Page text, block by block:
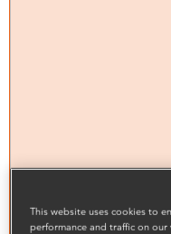
This website uses cookies to
performance and traffic on